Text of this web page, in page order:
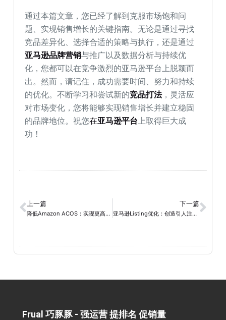
通过本篇文章，您已经了解到克服市场饱和问
题、实现销售增长的关键指南。无论是通过寻找
竞品差异化、选择合适的策略与执行，还是通过
亚马逊品牌营销与推广以及数据分析与持续优
化，您都可以在竞争激烈的亚马逊平台上脱颖而
出。然而，请记住，成功需要时间、努力和持续
的优化。不断学习和尝试新的竞品打法，灵活应
对市场变化，您将能够实现销售增长并建立稳固
的品牌地位。祝您在亚马逊平台 上取得巨大成
功！
上一篇
降低Amazon ACOS：实现更高的广告回报率
下一篇
亚马逊Listing优化：创造引人注目的产品展示，实现销售突破
Frual 巧豚豚 - 强运营 提排名 促销量​